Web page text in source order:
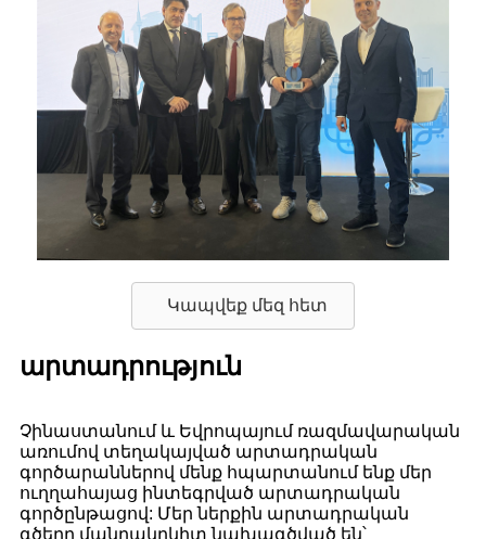
Կապվեք մեզ հետ
արտադրություն
Չինաստանում և Եվրոպայում ռազմավարական
առումով տեղակայված արտադրական
գործարաններով մենք հպարտանում ենք մեր
ուղղահայաց ինտեգրված արտադրական
գործընթացով: Մեր ներքին արտադրական
գծերը մանրակրկիտ նախագծված են՝